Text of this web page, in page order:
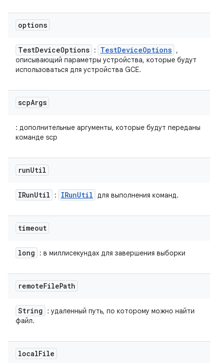
options
TestDeviceOptions : TestDeviceOptions ,
описывающий параметры устройства, которые будут
использоваться для устройства GCE.
scpArgs
: дополнительные аргументы, которые будут переданы
команде scp
runUtil
IRunUtil : IRunUtil для выполнения команд.
timeout
long : в миллисекундах для завершения выборки
remoteFilePath
String
: удаленный путь, по которому можно найти
файл.
localFile